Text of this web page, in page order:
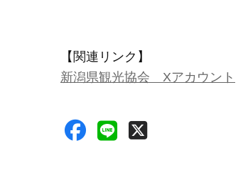
【関連リンク】
新潟県観光協会 Xアカウント